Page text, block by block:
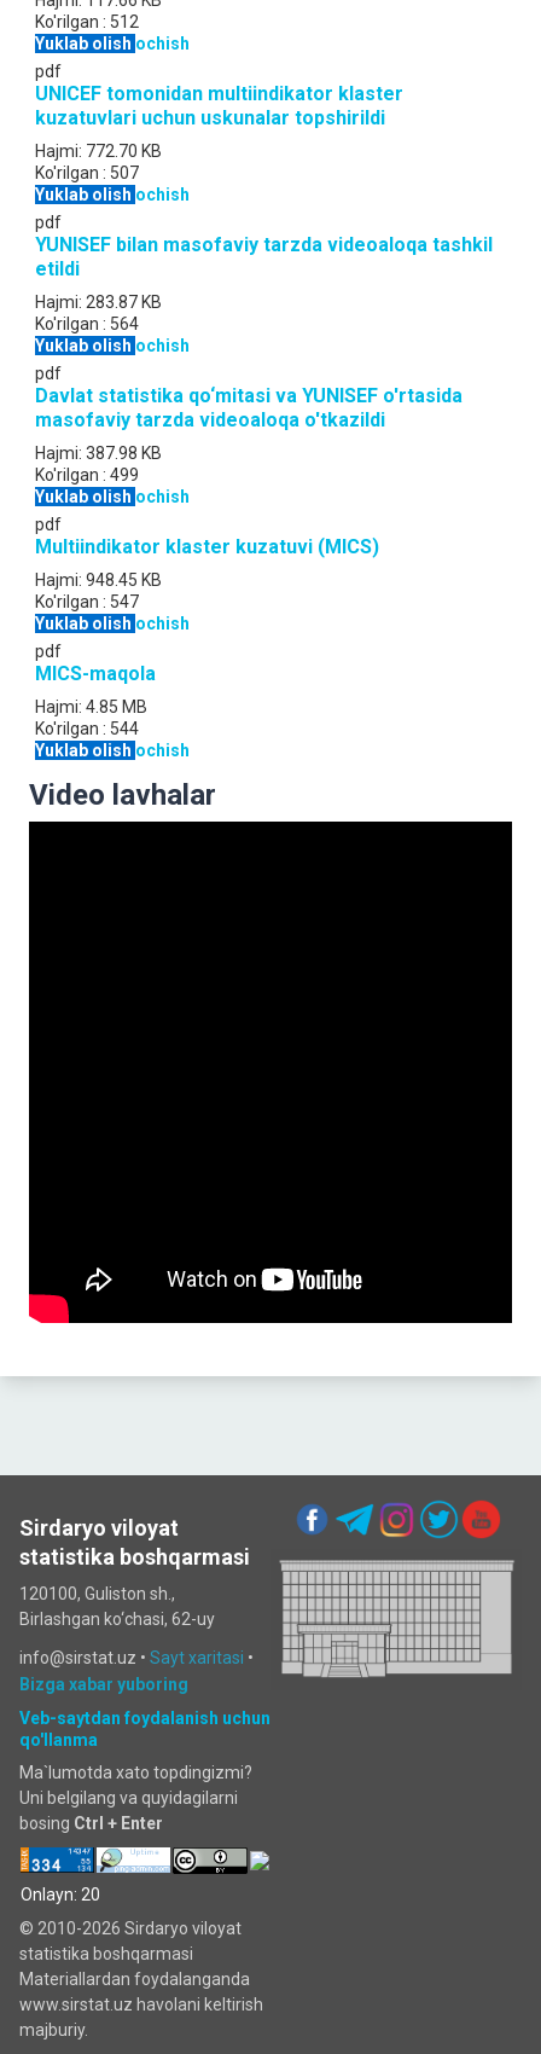
Ko'rilgan : 512
Yuklab olish ochish
pdf
UNICEF tomonidan multiindikator klaster
kuzatuvlari uchun uskunalar topshirildi
Hajmi: 772.70 KB
Ko'rilgan : 507
Yuklab olish ochish
pdf
YUNISEF bilan masofaviy tarzda videoaloqa tashkil
etildi
Hajmi: 283.87 KB
Ko'rilgan : 564
Yuklab olish ochish
pdf
Davlat statistika qo‘mitasi va YUNISEF o'rtasida
masofaviy tarzda videoaloqa o'tkazildi
Hajmi: 387.98 KB
Ko'rilgan : 499
Yuklab olish ochish
pdf
Multiindikator klaster kuzatuvi (MICS)
Hajmi: 948.45 KB
Ko'rilgan : 547
Yuklab olish ochish
pdf
MICS-maqola
Hajmi: 4.85 MB
Ko'rilgan : 544
Yuklab olish ochish
Video lavhalar
Sirdaryo viloyat
statistika boshqarmasi
120100, Guliston sh.,
Birlashgan ko‘chаsi, 62-uy
info@sirstat.uz • Sayt xaritasi •
Bizga xabar yuboring
Veb-saytdan foydalanish uchun
qo'llanma
Ma`lumotda xato topdingizmi?
Uni belgilang va quyidagilarni
bosing Ctrl + Enter
Onlayn: 20
© 2010-2026 Sirdaryo viloyat
statistika boshqarmasi
Materiallardan foydalanganda
www.sirstat.uz havolani keltirish
majburiy.